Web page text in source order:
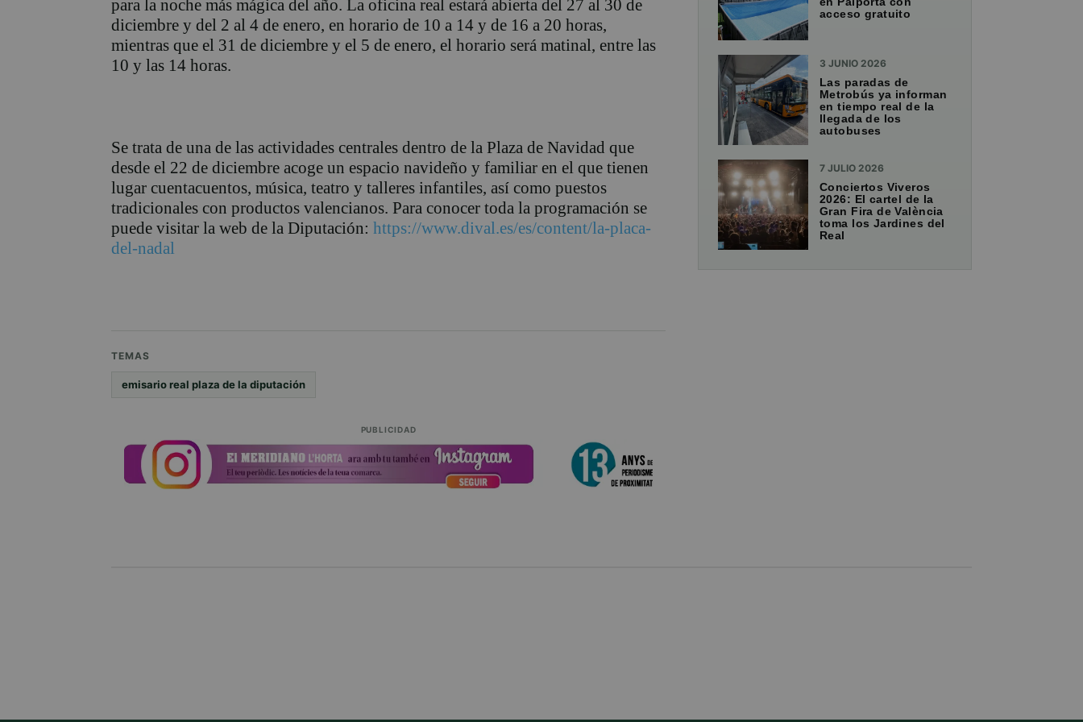
para la noche más mágica del año. La oficina real estará abierta del 27 al 30 de
diciembre y del 2 al 4 de enero, en horario de 10 a 14 y de 16 a 20 horas,
mientras que el 31 de diciembre y el 5 de enero, el horario será matinal, entre las
10 y las 14 horas.
Se trata de una de las actividades centrales dentro de la Plaza de Navidad que
desde el 22 de diciembre acoge un espacio navideño y familiar en el que tienen
lugar cuentacuentos, música, teatro y talleres infantiles, así como puestos
tradicionales con productos valencianos. Para conocer toda la programación se
puede visitar la web de la Diputación: https://www.dival.es/es/content/la-placa-
del-nadal
TEMAS
emisario real plaza de la diputación
PUBLICIDAD
acceso gratuito
3 JUNIO 2026
Las paradas de
Metrobús ya informan
en tiempo real de la
llegada de los
autobuses
7 JULIO 2026
Conciertos Viveros
2026: El cartel de la
Gran Fira de València
toma los Jardines del
Real